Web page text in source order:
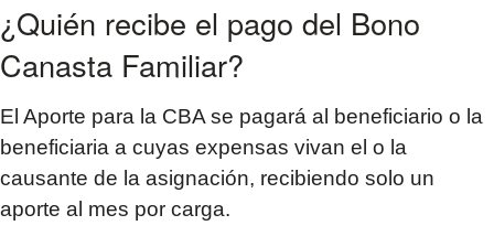
¿Quién recibe el pago del Bono
Canasta Familiar?
El Aporte para la CBA se pagará al beneficiario o la
beneficiaria a cuyas expensas vivan el o la
causante de la asignación, recibiendo solo un
aporte al mes por carga.